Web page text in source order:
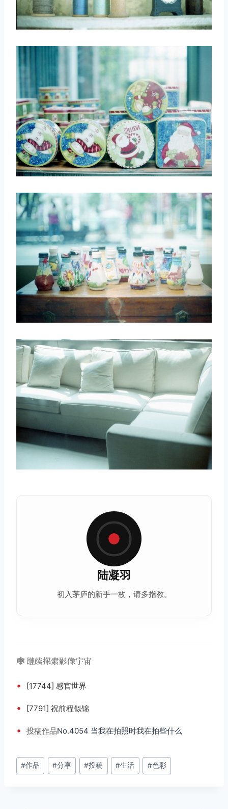
陆凝羽
初入茅庐的新手一枚，请多指教。
🕸️ 继续探索影像宇宙
• [17744] 感官世界
• [7791] 祝前程似锦
• 投稿作品No.4054 当我在拍照时我在拍些什么
文
章
#作品 #分享 #投稿 #生活 #色彩
取消